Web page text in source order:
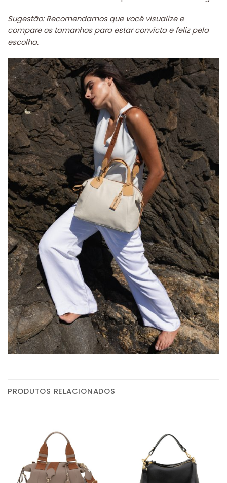
Sugestão: Recomendamos que você visualize e
compare os tamanhos para estar convicta e feliz pela
escolha.
PRODUTOS RELACIONADOS